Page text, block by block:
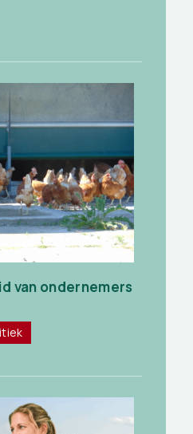
van ondernemers